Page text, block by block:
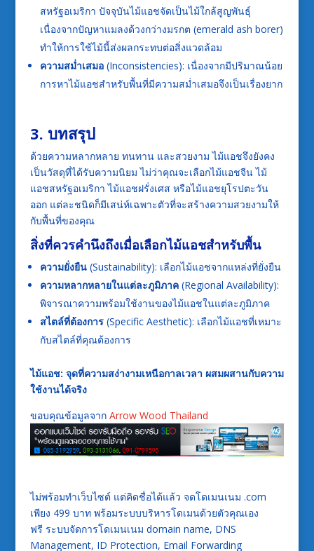
สหรัฐอเมริกา ปัจจุบันไม้แอชจัดเป็นไม้ใกล้สูญพันธุ์
เนื่องจากปัญหาแมลงด้วงกว่างมรกต (emerald ash borer)
ทำให้การใช้ไม้นี้ส่งผลกระทบต่อสิ่งแวดล้อม
ความสม่ำเสมอ(Inconsistencies): เนื่องจากมีปริมาณน้อย
การหาไม้แอชสำหรับพื้นที่มีความสม่ำเสมอจึงเป็นเรื่องยาก
3. บทสรุป
ด้วยความหลากหลาย ทนทาน และสวยงาม ไม้แอชจึงยังคง
เป็นวัสดุที่ได้รับความนิยม ไม่ว่าคุณจะเลือกไม้แอชจีน ไม้
แอชสหรัฐอเมริกา ไม้แอชฝรั่งเศส หรือไม้แอชยุโรปตะวัน
ออก แต่ละชนิดก็มีเสน่ห์เฉพาะตัวที่จะสร้างความสวยงามให้
กับพื้นที่ของคุณ
สิ่งที่ควรคำนึงถึงเมื่อเลือกไม้แอชสำหรับพื้น
ความยั่งยืน(Sustainability): เลือกไม้แอชจากแหล่งที่ยั่งยืน
ความหลากหลายในแต่ละภูมิภาค(Regional Availability):
พิจารณาความพร้อมใช้งานของไม้แอชในแต่ละภูมิภาค
สไตล์ที่ต้องการ(Specific Aesthetic): เลือกไม้แอชที่เหมาะ
กับสไตล์ที่คุณต้องการ
ไม้แอช: จุดที่ความสง่างามเหนือกาลเวลา ผสมผสานกับความ
ใช้งานได้จริง
ขอบคุณข้อมูลจาก Arrow Wood Thailand
ไม่พร้อมทำเว็บไซต์ แต่คิดชื่อได้แล้ว จดโดเมนเนม .com
เพียง 499 บาท พร้อมระบบบริหารโดเมนด้วยตัวคุณเอง
ฟรี ระบบจัดการโดเมนเนม domain name, DNS
Management, ID Protection, Email Forwarding